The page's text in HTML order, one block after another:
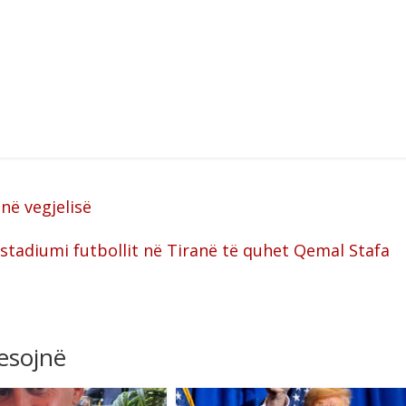
vegjelisë
futbollit në Tiranë të quhet Qemal Stafa